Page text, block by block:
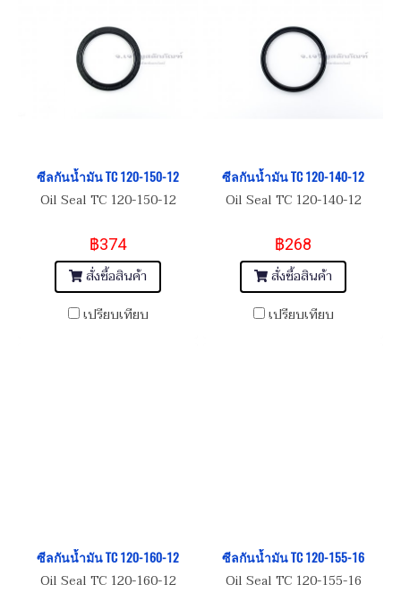
ซีลกันน้ำมัน TC 120-150-12
Oil Seal TC 120-150-12
฿374
สั่งซื้อสินค้า
เปรียบเทียบ
ซีลกันน้ำมัน TC 120-140-12
Oil Seal TC 120-140-12
฿268
สั่งซื้อสินค้า
เปรียบเทียบ
ซีลกันน้ำมัน TC 120-160-12
Oil Seal TC 120-160-12
ซีลกันน้ำมัน TC 120-155-16
Oil Seal TC 120-155-16